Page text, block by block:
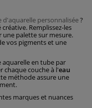
d'aquarelle personnalisée?
Remplissez-les
une palette sur mesure.
vos pigments et une
aquarelle en tube par
chaque couche à l'eau
méthode assure une
marques et nuances